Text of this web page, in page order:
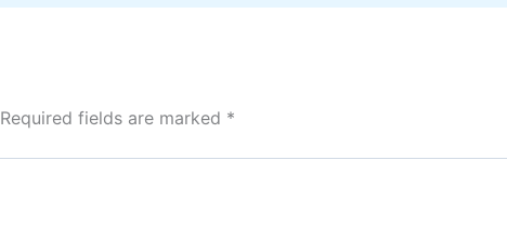
Required fields are marked *